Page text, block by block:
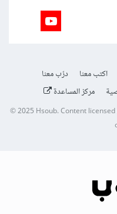
اكتب معنا
درّب معنا
مركز المساعدة
© 2025Hsoub.Content